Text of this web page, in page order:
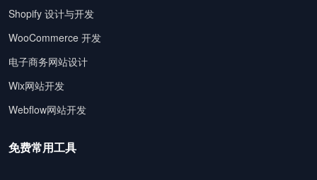
Shopify 设计与开发
WooCommerce 开发
电子商务网站设计
Wix网站开发
Webflow网站开发
免费常用工具